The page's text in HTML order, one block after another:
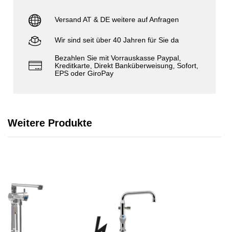
Versand AT & DE weitere auf Anfragen
Wir sind seit über 40 Jahren für Sie da
Bezahlen Sie mit Vorrauskasse Paypal,
Kreditkarte, Direkt Banküberweisung, Sofort,
EPS oder GiroPay
Weitere Produkte